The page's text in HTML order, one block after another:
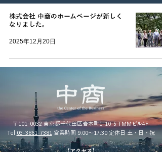
株式会社 中商のホームページが新しく
なりました。
2025年12月20日
〒101-0032 東京都千代田区岩本町1-10-5 TMMビル4F
Tel
03-3861-7381 営業時間 9:00〜17:30 定休日 土・日・祝
【アクセス】